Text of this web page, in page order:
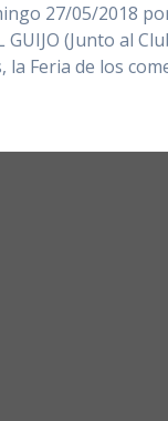
27/05/2018
GUIJO (Junto al
la Feria de los